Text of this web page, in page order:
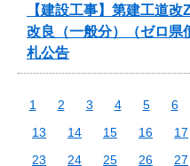
【建設工事】第建工道
改良（一般分）（ゼロ県
札公告
1 2 3 4 5 6
13
14 15 16 17
23
24 25 26 27